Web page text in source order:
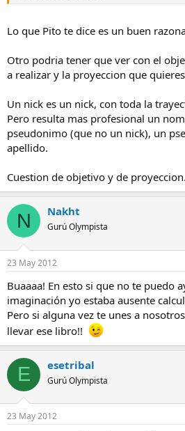
Lo que Pito te dice es un buen
Otro podria tener que ver con el
a realizar y la proyeccion que
Un nick es un nick, con toda la
Pero resulta mas profesional un
pseudonimo (que no un nick), un
apellido.
Cuestion de objetivo y de proyeccion.
N Nakht
Gurú Olympista
23 May 2012
Buaaaa! En esto si que no te puedo
imaginación yo estaba ausente
Pero si alguna vez te unes a
llevar ese libro!!
E esetribal
Gurú Olympista
23 May 2012